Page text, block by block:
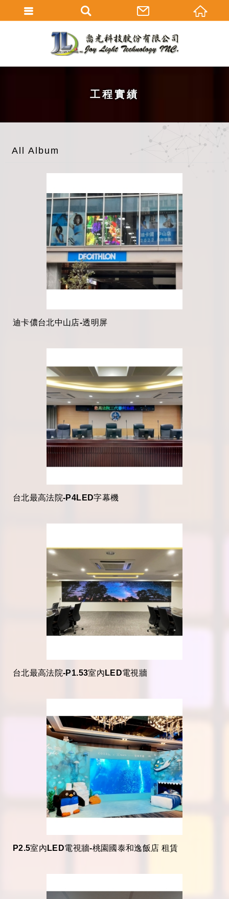
工程實績
All Album
迪卡儂台北中山店-透明屏
台北最高法院-P4LED字幕機
台北最高法院-P1.53室內LED電視牆
P2.5室內LED電視牆-桃園國泰和逸飯店 租賃